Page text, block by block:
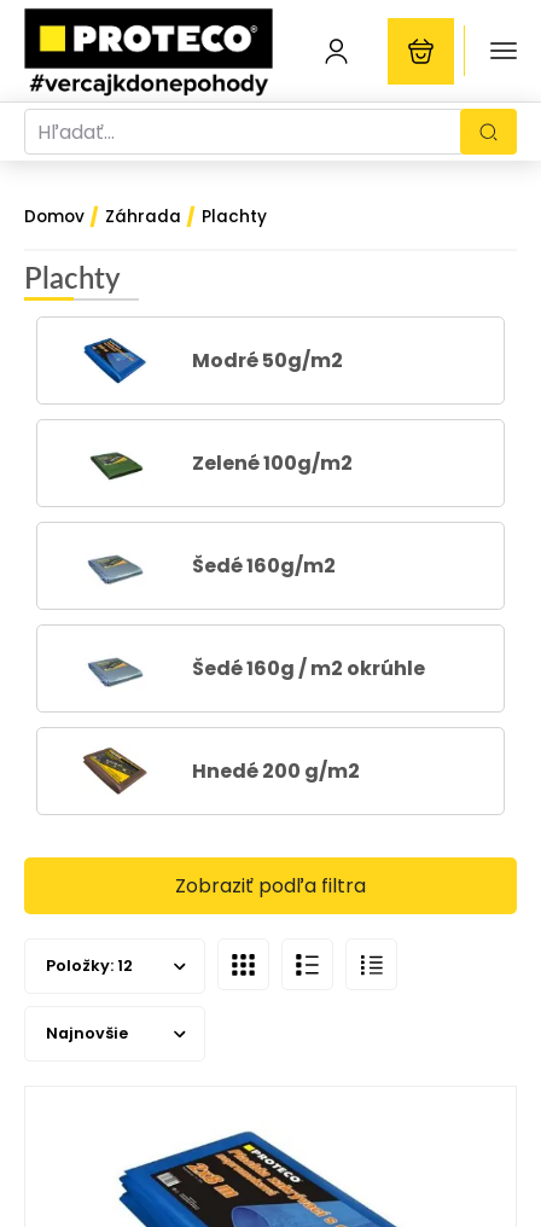
Domov / Záhrada / Plachty
Plachty
Modré 50g/m2
Zelené 100g/m2
Šedé 160g/m2
Šedé 160g / m2 okrúhle
Hnedé 200 g/m2
Zobraziť podľa filtra
Položky: 12
Najnovšie